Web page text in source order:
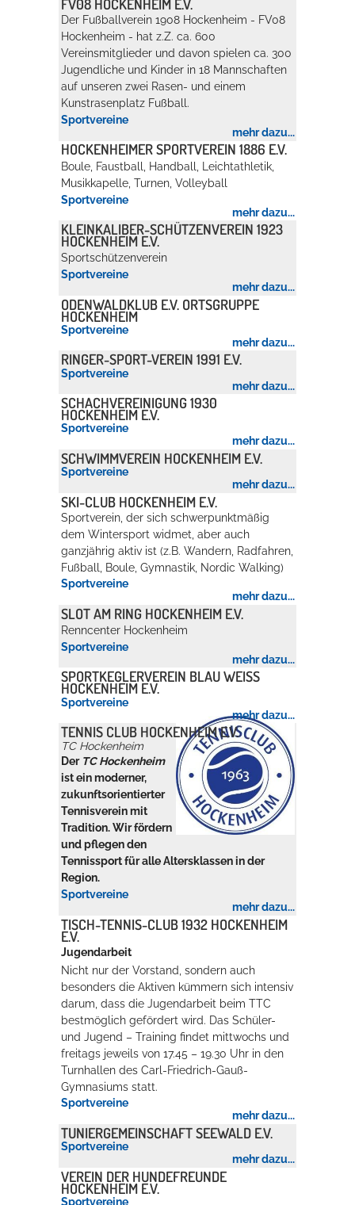
Erleben in Hockenheim
Spaß unter prickelnden Wasserfällen, das rauschende Meer im
Wellenbecken oder doch lieber die pure Entspannung auf der
Sprudelliege im Solebecken?
mehr dazu...
V08 HOCKENHEIM E.V.
Der Fußballverein 1908 Hockenheim - FV08
Hockenheim - hat z.Z. ca. 600
Vereinsmitglieder und davon spielen ca. 300
Jugendliche und Kinder in 18 Mannschaften
auf unseren zwei Rasen- und einem
Kunstrasenplatz Fußball.
Sportvereine
mehr dazu...
HOCKENHEIMER SPORTVEREIN 1886 E.V.
Boule, Faustball, Handball, Leichtathletik,
Musikkapelle, Turnen, Volleyball
Sportvereine
mehr dazu...
KLEINKALIBER-SCHÜTZENVEREIN 1923
HOCKENHEIM E.V.
Sportschützenverein
Sportvereine
mehr dazu...
ODENWALDKLUB E.V. ORTSGRUPPE
HOCKENHEIM
Sportvereine
mehr dazu...
RINGER-SPORT-VEREIN 1991 E.V.
Sportvereine
mehr dazu...
SCHACHVEREINIGUNG 1930
HOCKENHEIM E.V.
Sportvereine
mehr dazu...
SCHWIMMVEREIN HOCKENHEIM E.V.
Sportvereine
mehr dazu...
SKI-CLUB HOCKENHEIM E.V.
Sportverein, der sich schwerpunktmäßig
dem Wintersport widmet, aber auch
ganzjährig aktiv ist (z.B. Wandern, Radfahren,
Fußball, Boule, Gymnastik, Nordic Walking)
Sportvereine
mehr dazu...
SLOT AM RING HOCKENHEIM E.V.
Renncenter Hockenheim
Sportvereine
mehr dazu...
SPORTKEGLERVEREIN BLAU WEISS H
OCKENHEIM E.V.
Sportvereine
mehr dazu...
TENNIS CLUB HOCKENHEIM E.V.
TC Hockenheim
Der TC Hockenheim
ist ein moderner,
zukunftsorientierter
Tennisverein mit
Tradition. Wir fördern
und pflegen den
Tennissport für alle Altersklassen in der
Region.
Sportvereine
mehr dazu...
TISCH-TENNIS-CLUB 1932 HOCKENHEIM
E.V.
Jugendarbeit
Nicht nur der Vorstand, sondern auch
besonders die Aktiven kümmern sich intensiv
darum, dass die Jugendarbeit beim TTC
bestmöglich gefördert wird. Das Schüler-
und Jugend – Training findet mittwochs und
freitags jeweils von 17.45 – 19.30 Uhr in den
Turnhallen des Carl-Friedrich-Gauß-
Gymnasiums statt.
Sportvereine
mehr dazu...
TUNIERGEMEINSCHAFT SEEWALD E.V.
Sportvereine
mehr dazu...
VEREIN DER HUNDEFREUNDE
HOCKENHEIM E.V.
Sportvereine